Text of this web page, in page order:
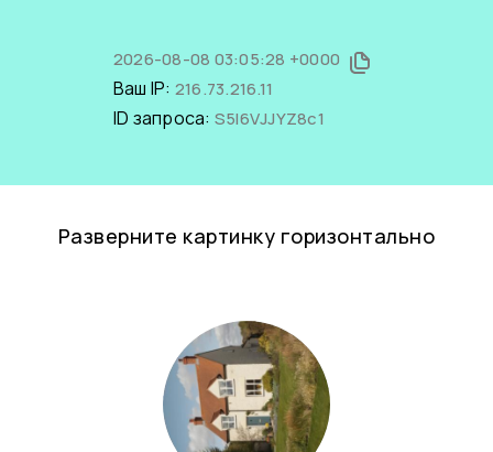
2026-08-08 03:05:28 +0000
Ваш IP: 216.73.216.11
ID запроса: S5I6VJJYZ8c1
Разверните картинку горизонтально